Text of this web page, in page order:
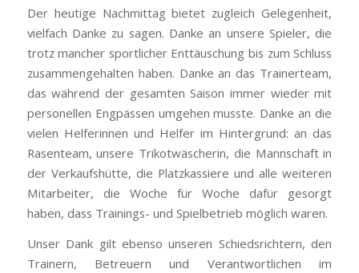
Der heutige Nachmittag bietet zugleich Gelegenheit,
vielfach Danke zu sagen. Danke an unsere Spieler, die
trotz mancher sportlicher Enttäuschung bis zum Schluss
zusammengehalten haben. Danke an das Trainerteam,
das während der gesamten Saison immer wieder mit
personellen Engpässen umgehen musste. Danke an die
vielen Helferinnen und Helfer im Hintergrund: an das
Rasenteam, unsere Trikotwäscherin, die Mannschaft in
der Verkaufshütte, die Platzkassiere und alle weiteren
Mitarbeiter, die Woche für Woche dafür gesorgt
haben, dass Trainings- und Spielbetrieb möglich waren.
Unser Dank gilt ebenso unseren Schiedsrichtern, den
Trainern, Betreuern und Verantwortlichen im